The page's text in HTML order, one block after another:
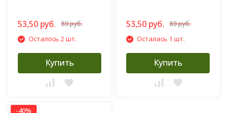
53,50 руб. 89 руб.
Осталось 2 шт.
Купить
53,50 руб. 89 руб.
Осталась 1 шт.
Купить
-40%